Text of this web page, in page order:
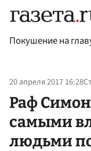
Покушение на
20 апреля 2017 16:28
Раф
самыми
людьми